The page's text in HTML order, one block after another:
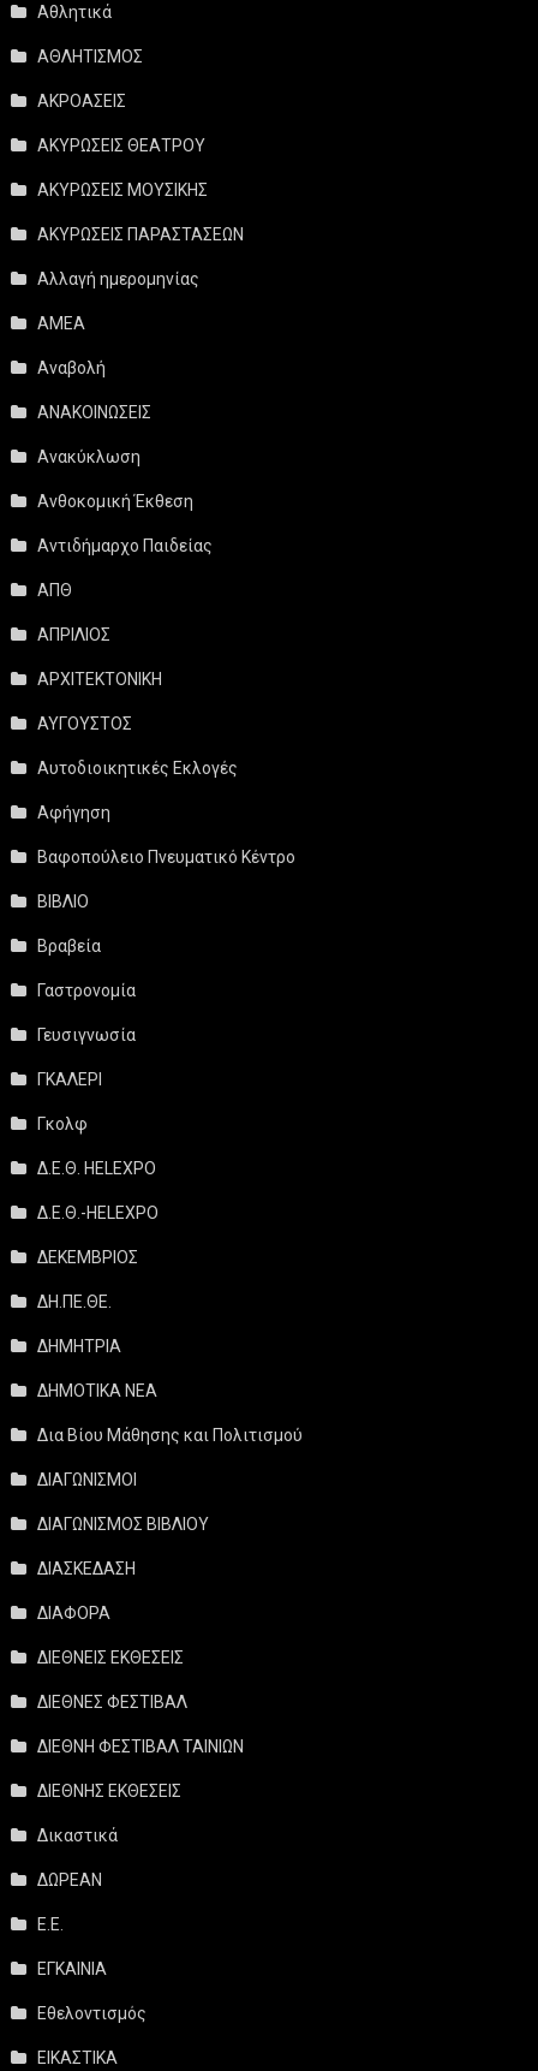
Αθλητικά
ΑΘΛΗΤΙΣΜΟΣ
ΑΚΡΟΑΣΕΙΣ
ΑΚΥΡΩΣΕΙΣ ΘΕΑΤΡΟΥ
ΑΚΥΡΩΣΕΙΣ ΜΟΥΣΙΚΗΣ
ΑΚΥΡΩΣΕΙΣ ΠΑΡΑΣΤΑΣΕΩΝ
Αλλαγή ημερομηνίας
ΑΜΕΑ
Αναβολή
ΑΝΑΚΟΙΝΩΣΕΙΣ
Ανακύκλωση
Ανθοκομική Έκθεση
Αντιδήμαρχο Παιδείας
ΑΠΘ
ΑΠΡΙΛΙΟΣ
ΑΡΧΙΤΕΚΤΟΝΙΚΗ
ΑΥΓΟΥΣΤΟΣ
Αυτοδιοικητικές Εκλογές
Αφήγηση
Βαφοπούλειο Πνευματικό Κέντρο
ΒΙΒΛΙΟ
Βραβεία
Γαστρονομία
Γευσιγνωσία
ΓΚΑΛΕΡΙ
Γκολφ
Δ.Ε.Θ. HELEXPO
Δ.Ε.Θ.-HELEXPO
ΔΕΚΕΜΒΡΙΟΣ
ΔΗ.ΠΕ.ΘΕ.
ΔΗΜΗΤΡΙΑ
ΔΗΜΟΤΙΚΑ ΝΕΑ
Δια Βίου Μάθησης και Πολιτισμού
ΔΙΑΓΩΝΙΣΜΟΙ
ΔΙΑΓΩΝΙΣΜΟΣ ΒΙΒΛΙΟΥ
ΔΙΑΣΚΕΔΑΣΗ
ΔΙΑΦΟΡΑ
ΔΙΕΘΝΕΙΣ ΕΚΘΕΣΕΙΣ
ΔΙΕΘΝΕΣ ΦΕΣΤΙΒΑΛ
ΔΙΕΘΝΗ ΦΕΣΤΙΒΑΛ ΤΑΙΝΙΩΝ
ΔΙΕΘΝΗΣ ΕΚΘΕΣΕΙΣ
Δικαστικά
ΔΩΡΕΑΝ
Ε.Ε.
ΕΓΚΑΙΝΙΑ
Εθελοντισμός
ΕΙΚΑΣΤΙΚΑ